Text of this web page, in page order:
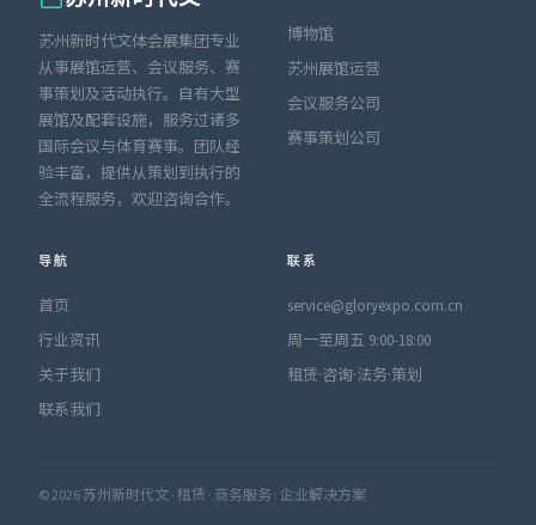
苏州新时代文体会展集团专业
从事展馆运营、会议服务、赛
事策划及活动执行。自有大型
展馆及配套设施，服务过诸多
国际会议与体育赛事。团队经
验丰富，提供从策划到执行的
全流程服务，欢迎咨询合作。
博物馆
苏州展馆运营
会议服务公司
赛事策划公司
导航
首页
行业资讯
关于我们
联系我们
联系
service@gloryexpo.com.cn
周一至周五 9:00-18:00
租赁·咨询·法务·策划
© 2026 苏州新时代文 · 租赁 · 商务服务 · 企业解决方案